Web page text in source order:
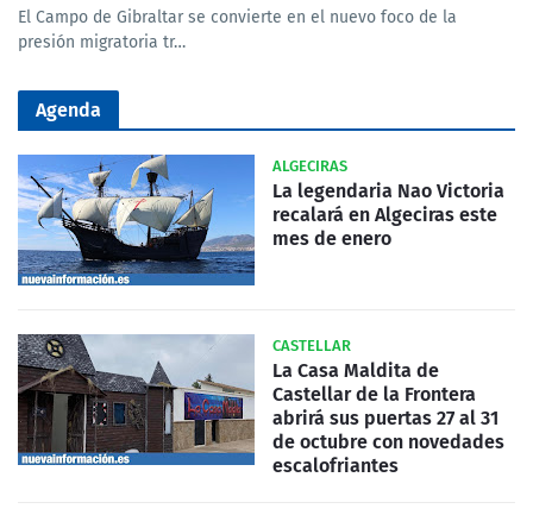
El Campo de Gibraltar se convierte en el nuevo foco de la
presión migratoria tr…
Agenda
ALGECIRAS
La legendaria Nao Victoria
recalará en Algeciras este
mes de enero
CASTELLAR
La Casa Maldita de
Castellar de la Frontera
abrirá sus puertas 27 al 31
de octubre con novedades
escalofriantes